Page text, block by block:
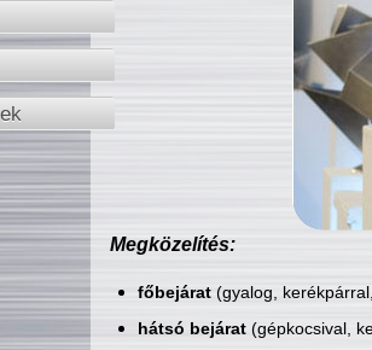
Megközelítés:
főbejárat(gyalog,
hátsó bejárat(gépkocsival,